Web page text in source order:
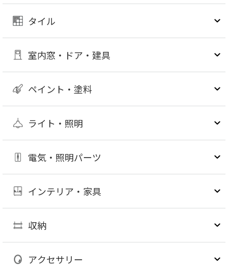
タイル
室内窓・ドア・建具
ペイント・塗料
ライト・照明
電気・照明パーツ
インテリア・家具
収納
アクセサリー